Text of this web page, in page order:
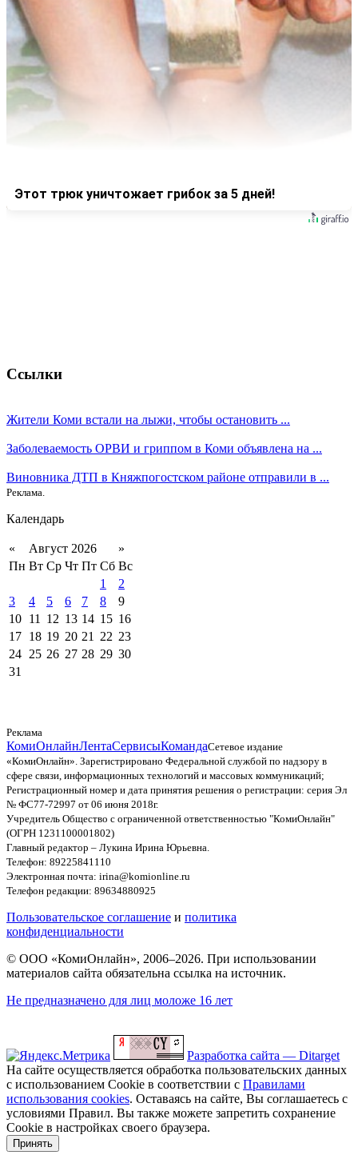
Этот трюк уничтожает грибок за 5 дней!
Ссылки
Жители Коми встали на лыжи, чтобы остановить ...
Заболеваемость ОРВИ и гриппом в Коми объявлена на ...
Виновника ДТП в Княжпогостском районе отправили в ...
Реклама.
Календарь
« Август 2026
»
Пн Вт Ср Чт Пт Сб Вс
1
2
3
4 5 6 7 8
9
10 11 12 13 14 15 16
17 18 19 20 21 22 23
24 25 26 27 28 29 30
31
Реклама
КомиОнлайнЛентаСервисыКомандаСетевое издание
«КомиОнлайн». Зарегистрировано Федеральной службой по надзору в
сфере связи, информационных технологий и массовых коммуникаций;
Регистрационный номер и дата принятия решения о регистрации: серия Эл
№ ФС77-72997 от 06 июня 2018г.
Учредитель Общество с ограниченной ответственностью "КомиОнлайн"
(ОГРН 1231100001802)
Главный редактор – Лукина Ирина Юрьевна.
Телефон: 89225841110
Электронная почта: irina@komionline.ru
Телефон редакции: 89634880925
Пользовательское соглашение и политика
конфиденциальности
© ООО «КомиОнлайн», 2006–2026. При использовании
материалов сайта обязательна ссылка на источник.
Не предназначено для лиц моложе 16 лет
Разработка сайта — Ditarget
На сайте осуществляется обработка пользовательских данных
с использованием Cookie в соответствии с Правилами
использования cookies. Оставаясь на сайте, Вы соглашаетесь с
условиями Правил. Вы также можете запретить сохранение
Cookie в настройках своего браузера.
Принять